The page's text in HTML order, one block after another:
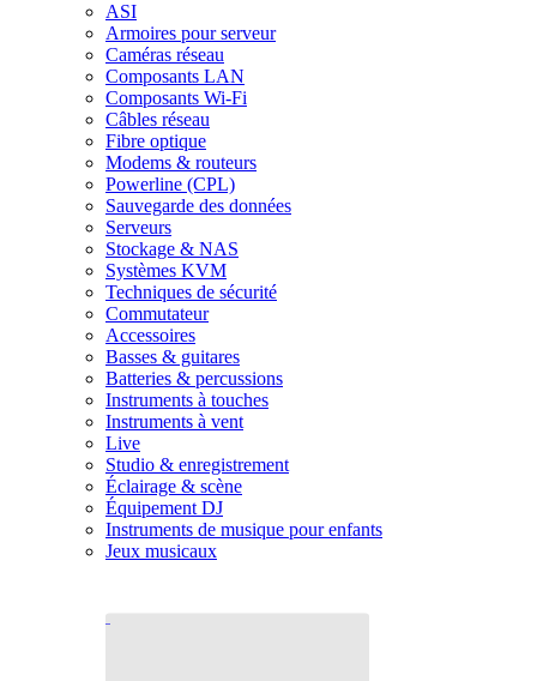
ASI
Armoires pour serveur
Caméras réseau
Composants LAN
Composants Wi-Fi
Câbles réseau
Fibre optique
Modems & routeurs
Powerline (CPL)
Sauvegarde des données
Serveurs
Stockage & NAS
Systèmes KVM
Techniques de sécurité
Commutateur
Accessoires
Basses & guitares
Batteries & percussions
Instruments à touches
Instruments à vent
Live
Studio & enregistrement
Éclairage & scène
Équipement DJ
Instruments de musique pour enfants
Jeux musicaux